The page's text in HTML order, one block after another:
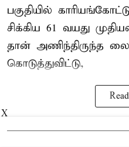
பகுதியில்
சிக்கிய 61 வயது
தான் அணிந்திருந்த
கொடுத்துவிட்டு,
X